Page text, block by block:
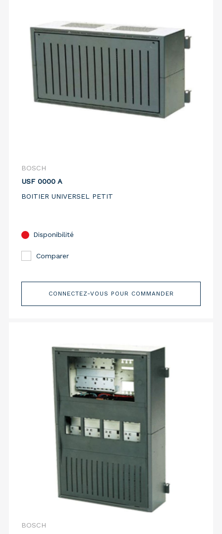
BOSCH
USF 0000 A
BOITIER UNIVERSEL PETIT
Disponibilité
Comparer
CONNECTEZ-VOUS POUR COMMANDER
BOSCH